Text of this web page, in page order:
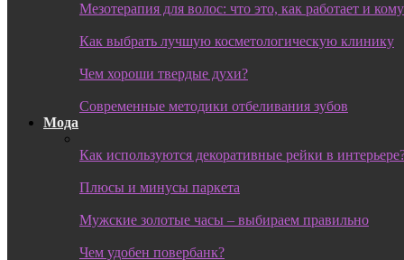
Мезотерапия для волос: что это, как работает и
Как выбрать лучшую косметологическую клинику
Чем хороши твердые духи?
Современные методики отбеливания зубов
Мода
Как используются декоративные рейки в
Плюсы и минусы паркета
Мужские золотые часы – выбираем правильно
Чем удобен повербанк?